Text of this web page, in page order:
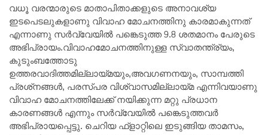
വധൂ വരന്മാരുടെ മാതാപിതാക്കളുടെ അനാവശ്യ
ഇടപെടലുകളാണു വിവാഹ മോചനത്തിനു കാരമാകുന്നത്‌
എന്നാണു സർവ്വേയിൽ പങ്കെടുത്ത 9.8 ശതമാനം പേരുടെ
അഭിപ്രായം.വിവാഹമോചനത്തിനുള്ള സ്വാതന്ത്ര്യം,
കുടുംബത്തോടു
ഉത്തരവാദിത്തമില്ലായ്മയും,അവഗണനയും, സാമ്പത്തി
പ്രശ്‌നങ്ങൾ, പരസ്പര വിശ്വാസമില്ലായ്മ എന്നിവയാണു
വിവാഹ മോചനത്തിലേക്ക്‌ നയിക്കുന്ന മറ്റു പ്രധാന
കാരണങ്ങൾ എന്നും സർവ്വേയിൽ പങ്കെടുത്തവർ
അഭിപ്രായപ്പെട്ടു. ചെറിയ ഫ്‌ളാറ്റിലെ ഇടുങ്ങിയ താമസം,